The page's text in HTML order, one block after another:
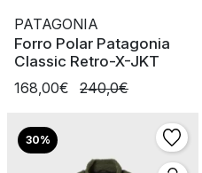
PATAGONIA
Forro Polar Patagonia
Classic Retro-X-JKT
168,00€
240,0€
30%